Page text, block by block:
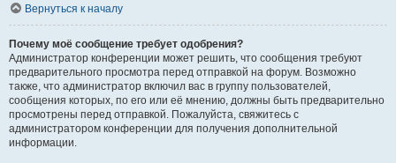
Вернуться к началу
Почему моё сообщение требует одобрения?
Администратор конференции может решить, что сообщения требуют
предварительного просмотра перед отправкой на форум. Возможно
также, что администратор включил вас в группу пользователей,
сообщения которых, по его или её мнению, должны быть предварительно
просмотрены перед отправкой. Пожалуйста, свяжитесь с
администратором конференции для получения дополнительной
информации.